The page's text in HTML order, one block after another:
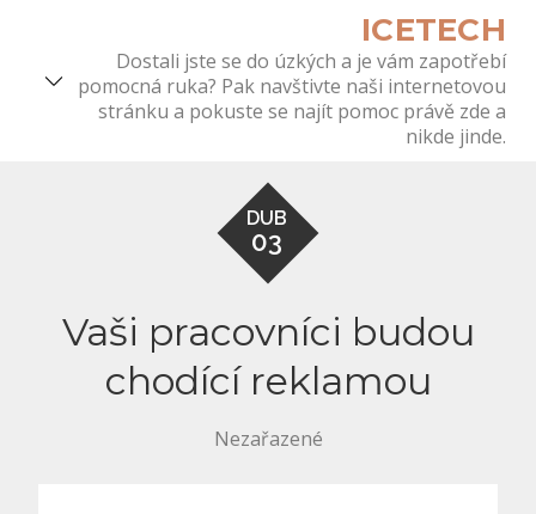
content
ICETECH
Dostali jste se do úzkých a je vám zapotřebí
pomocná ruka? Pak navštivte naši internetovou
stránku a pokuste se najít pomoc právě zde a
nikde jinde.
DUB
03
Vaši pracovníci budou
chodící reklamou
Nezařazené